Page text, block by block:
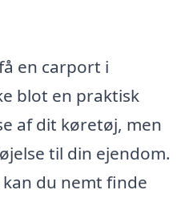
en carport i
blot en praktisk
af dit køretøj, men
til din ejendom.
du nemt finde